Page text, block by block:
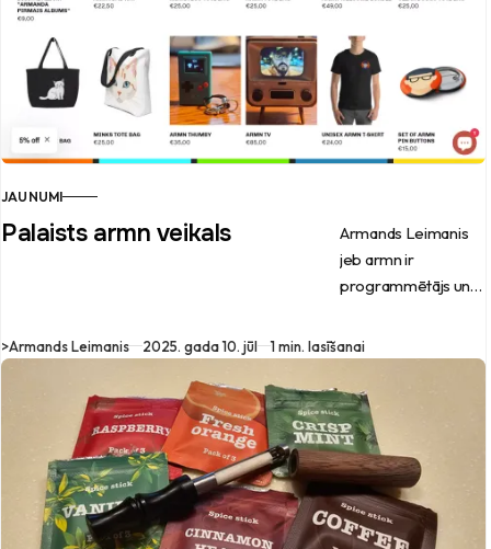
JAUNUMI
Palaists armn veikals
Armands Leimanis
jeb armn ir
programmētājs un
palaidis savu
interneta veikalu.
>Armands Leimanis 2025. gada 10. jūl 1 min. lasīšanai